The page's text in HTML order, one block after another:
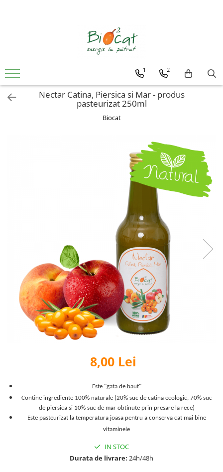
1 2
Nectar Catina, Piersica si Mar - produs
pasteurizat 250ml
Biocat
8,00 Lei
Este "gata de baut"
Contine ingrediente 100% naturale (20% suc de catina ecologic, 70% suc
de piersica si 10% suc de mar obtinute prin presare la rece)
Este pasteurizat la temperatura joasa pentru a conserva cat mai bine
vitaminele
IN STOC
Durata de livrare: 24h/48h